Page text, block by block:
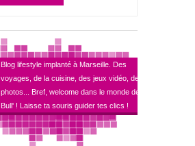
Blog lifestyle implanté à Marseille. Des
voyages, de la cuisine, des jeux vidéo, des
photos... Bref, welcome dans le monde de
Bull' ! Laisse ta souris guider tes clics !